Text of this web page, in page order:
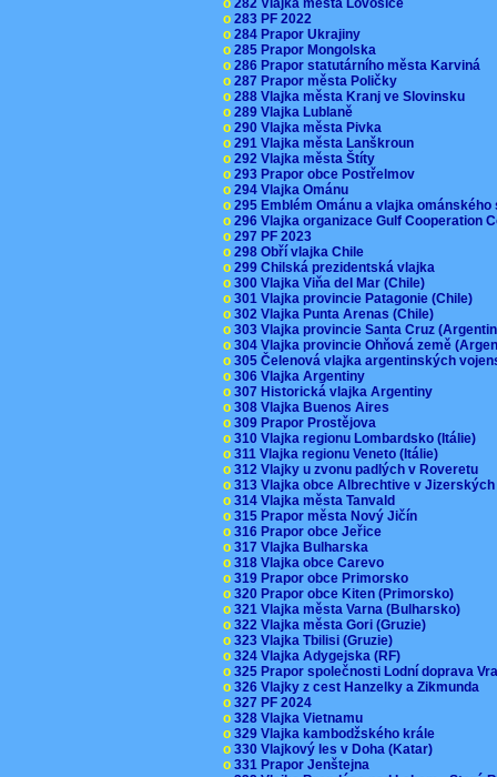
o 283 PF 2022
o 284 Prapor Ukrajiny
o 285 Prapor Mongolska
o 286 Prapor statutárního města Karviná
o 287 Prapor města Poličky
o 288 Vlajka města Kranj ve Slovinsku
o 289 Vlajka Lublaně
o 290 Vlajka města Pivka
o 291 Vlajka města Lanškroun
o 292 Vlajka města Štíty
o 293 Prapor obce Postřelmov
o 294 Vlajka Ománu
o 295 Emblém Ománu a vlajka
o 296 Vlajka organizace Gulf Cooperation
o 297 PF 2023
o 298 Obří vlajka Chile
o 299 Chilská prezidentská vlajka
o 300 Vlajka Viňa del Mar (Chile)
o 301 Vlajka provincie Patagonie (Chile)
o 302 Vlajka Punta Arenas (Chile)
o 303 Vlajka provincie Santa Cruz
o 304 Vlajka provincie Ohňová země
o 305 Čelenová vlajka argentinských
o 306 Vlajka Argentiny
o 307 Historická vlajka Argentiny
o 308 Vlajka Buenos Aires
o 309 Prapor Prostějova
o 310 Vlajka regionu Lombardsko (Itálie)
o 311 Vlajka regionu Veneto (Itálie)
o 312 Vlajky u zvonu padlých v Roveretu
o 313 Vlajka obce Albrechtive v
o 314 Vlajka města Tanvald
o 315 Prapor města Nový Jičín
o 316 Prapor obce Jeřice
o 317 Vlajka Bulharska
o 318 Vlajka obce Carevo
o 319 Prapor obce Primorsko
o 320 Prapor obce Kiten (Primorsko)
o 321 Vlajka města Varna (Bulharsko)
o 322 Vlajka města Gori (Gruzie)
o 323 Vlajka Tbilisi (Gruzie)
o 324 Vlajka Adygejska (RF)
o 325 Prapor společnosti Lodní doprava
o 326 Vlajky z cest Hanzelky a Zikmunda
o 327 PF 2024
o 328 Vlajka Vietnamu
o 329 Vlajka kambodžského krále
o 330 Vlajkový les v Doha (Katar)
o 331 Prapor Jenštejna